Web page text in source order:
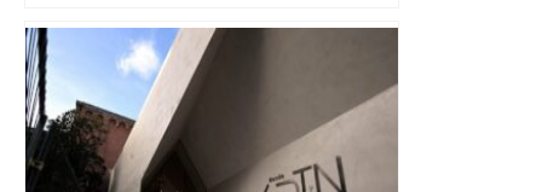
« Rien d'inquiétant » pour Guillaume
Restes, le gardien de Toulouse, après
sa sortie à Metz – L'Équipe